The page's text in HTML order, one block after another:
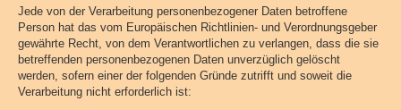
Jede von der Verarbeitung personenbezogener Daten betroffene
Person hat das vom Europäischen Richtlinien- und Verordnungsgeber
gewährte Recht, von dem Verantwortlichen zu verlangen, dass die sie
betreffenden personenbezogenen Daten unverzüglich gelöscht
werden, sofern einer der folgenden Gründe zutrifft und soweit die
Verarbeitung nicht erforderlich ist: